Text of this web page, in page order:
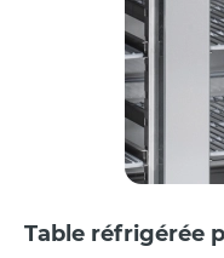
Table réfrigérée